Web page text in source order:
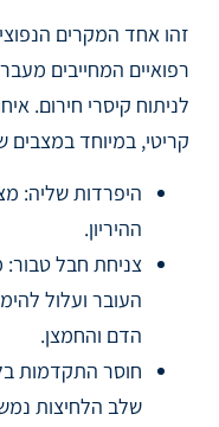
זהו אחד המקרים
רפואיים המחייבים
לניתוח קיסרי חירום.
קריטי, במיוחד
היפרדות שליה:
ההיריון.
צניחת חבל
העובר ועלול
הדם והחמצן.
שלב הלחיצות